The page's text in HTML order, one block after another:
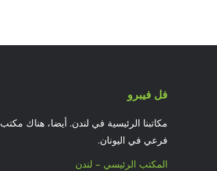
فل فيبرو
مكاتبنا الرئيسية في لندن. أيضا، هناك مكتب
فرعي في اليونان.
المكتب الرئيسي – لندن